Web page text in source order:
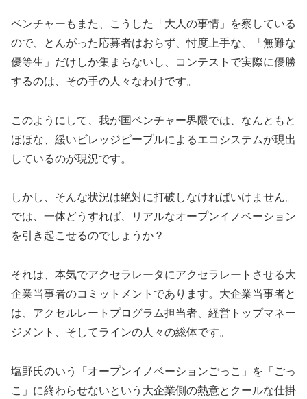
ベンチャーもまた、こうした「大人の事情」を察している
ので、とんがった応募者はおらず、忖度上手な、「無難な
優等生」だけしか集まらないし、コンテストで実際に優勝
するのは、その手の人々なわけです。
このようにして、我が国ベンチャー界隈では、なんともと
ほほな、緩いビレッジピープルによるエコシステムが現出
しているのが現況です。
しかし、そんな状況は絶対に打破しなければいけません。
では、一体どうすれば、リアルなオープンイノベーション
を引き起こせるのでしょうか？
それは、本気でアクセラレータにアクセラレートさせる大
企業当事者のコミットメントであります。大企業当事者と
は、アクセルレートプログラム担当者、経営トップマネー
ジメント、そしてラインの人々の総体です。
塩野氏のいう「オープンイノベーションごっこ」を「ごっ
こ」に終わらせないという大企業側の熱意とクールな仕掛